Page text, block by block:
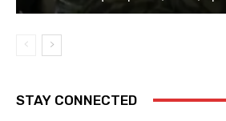
STAY CONNECTED